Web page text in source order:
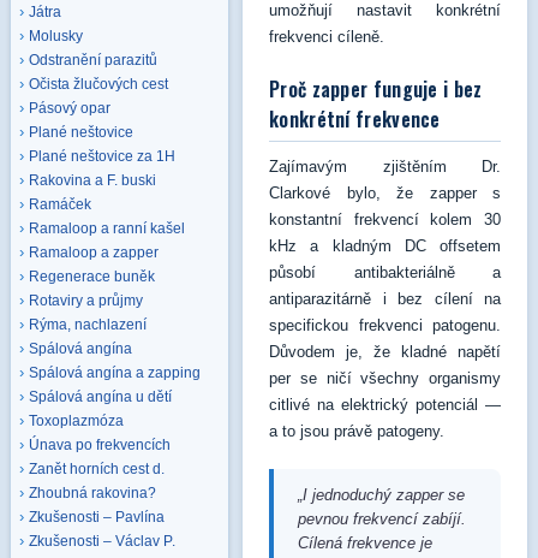
Játra
Molusky
Odstranění parazitů
Očista žlučových cest
Pásový opar
Plané neštovice
Plané neštovice za 1H
Rakovina a F. buski
Ramáček
Ramaloop a ranní kašel
Ramaloop a zapper
Regenerace buněk
Rotaviry a průjmy
Rýma, nachlazení
Spálová angína
Spálová angína a zapping
Spálová angína u dětí
Toxoplazmóza
Únava po frekvencích
Zanět horních cest d.
Zhoubná rakovina?
Zkušenosti – Pavlína
Zkušenosti – Václav P.
umožňují nastavit konkrétní
frekvenci cíleně.
Proč zapper funguje i bez
konkrétní frekvence
Zajímavým zjištěním Dr.
Clarkové bylo, že zapper s
konstantní frekvencí kolem 30
kHz a kladným DC offsetem
působí antibakteriálně a
antiparazitárně i bez cílení na
specifickou frekvenci patogenu.
Důvodem je, že kladné napětí
per se ničí všechny organismy
citlivé na elektrický potenciál —
a to jsou právě patogeny.
„I jednoduchý zapper se
pevnou frekvencí zabíjí.
Cílená frekvence je